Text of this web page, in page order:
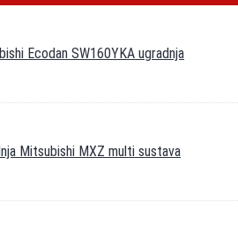
Ecodan SW160YKA ugradnja
Mitsubishi MXZ multi sustava